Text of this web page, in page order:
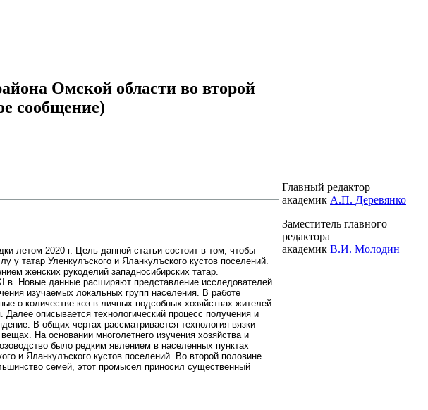
Омской области во второй
сообщение)
летом 2020 г. Цель данной статьи состоит в том, чтобы
у татар Уленкулъского и Яланкулъского кустов поселений.
женских рукоделий западносибирских татар.
в. Новые данные расширяют представление исследователей
изучаемых локальных групп населения. В работе
о количестве коз в личных подсобных хозяйствах жителей
описывается технологический процесс получения и
В общих чертах рассматривается технология вязки
На основании многолетнего изучения хозяйства и
было редким явлением в населенных пунктах
и Яланкулъского кустов поселений. Во второй половине
семей, этот промысел приносил существенный
Главный редактор
академик А.П. Деревянко
Заместитель главного
редактора
академик В.И. Молодин